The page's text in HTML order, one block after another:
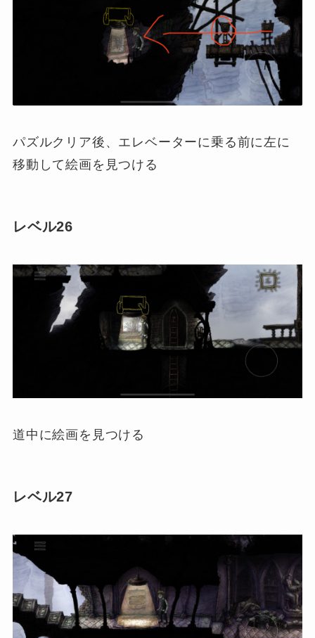
パズルクリア後、エレベーターに乗る前に左に
移動して絵画を見つける
レベル26
道中に絵画を見つける
レベル27